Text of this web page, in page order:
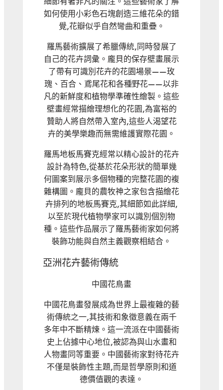
如何使用小彩色石塊創造三維花朵的錯
覺,花瓣似乎自然彎曲和重疊。
羅馬藝術擴展了希臘傳統,同時發展了
自己的花卉詞彙。龐貝的保存壁畫展示
了帶有可識別花卉的花園場景——玫
瑰、百合、鳶尾花和各種野花——以非
凡的新鮮度和植物學準確性繪製。這些
壁畫經常描繪理想化的花園,為富裕的
贊助人將自然帶入室內,這些人渴望花
卉的美學樂趣而無需維護實際花園。
羅馬地板馬賽克經常以精心設計的花卉
設計為特色,從基於花朵形狀的簡單幾
何圖案到展示多個物種的完整花園的複
雜構圖。龐貝的農牧神之家包含描繪花
卉排列的地板馬賽克,其細節如此詳細,
以至於現代植物學家可以識別個別物
種。這些作品展示了羅馬藝術家如何將
裝飾功能與自然主義觀察相結合。
亞洲花卉藝術傳統
中國花鳥畫
中國花鳥畫發展成為世界上最複雜的藝
術傳統之一,其技術和象徵意義在兩千
多年中不斷精煉。這一流派在中國藝術
史上佔據中心地位,被認為與山水畫和
人物畫同等重要。中國藝術家對待花卉
不僅是裝飾性主題,而是哲學原則和道
德價值觀的表達。